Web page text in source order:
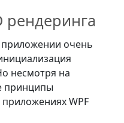
приложении очень
несмотря на
принципы
WPF